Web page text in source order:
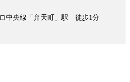
中央線「弁天町」駅 徒歩1分